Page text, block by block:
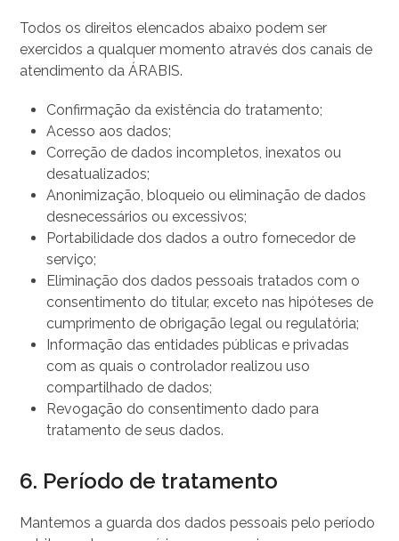
Todos os direitos elencados abaixo podem ser
exercidos a qualquer momento através dos canais de
atendimento da ÁRABIS.
Confirmação da existência do tratamento;
Acesso aos dados;
Correção de dados incompletos, inexatos ou
desatualizados;
Anonimização, bloqueio ou eliminação de dados
desnecessários ou excessivos;
Portabilidade dos dados a outro fornecedor de
serviço;
Eliminação dos dados pessoais tratados com o
consentimento do titular, exceto nas hipóteses de
cumprimento de obrigação legal ou regulatória;
Informação das entidades públicas e privadas
com as quais o controlador realizou uso
compartilhado de dados;
Revogação do consentimento dado para
tratamento de seus dados.
6. Período de tratamento
Mantemos a guarda dos dados pessoais pelo período